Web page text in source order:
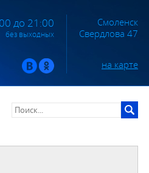
до 21:00
без выходных
Смоленск
Свердлова 47
на карте